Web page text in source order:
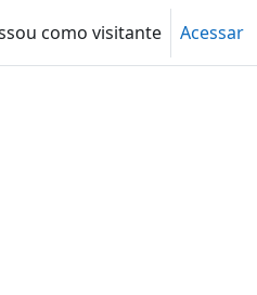
como visitante Acessar